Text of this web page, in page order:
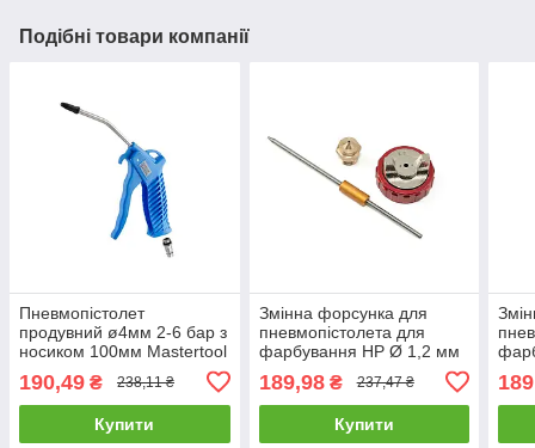
Подібні товари компанії
Пневмопістолет
продувний ø4мм 2-6 бар з
носиком 100мм Mastertool
190,49 ₴ 238,11 ₴
Купити
Змінна форсунка для
пневмопістолета для
фарбування HP Ø 1,2 мм
- дюза, повітряна головка,
голка
189,98₴ 237,47 ₴
Купити